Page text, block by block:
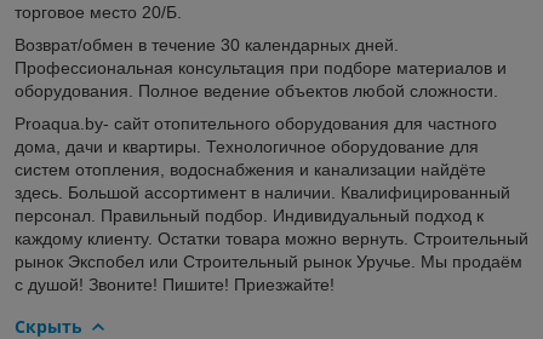
торговое место 20/Б.
Возврат/обмен в течение 30 календарных дней.
Профессиональная консультация при подборе материалов и
оборудования. Полное ведение объектов любой сложности.
Proaqua.by- сайт отопительного оборудования для частного
дома, дачи и квартиры. Технологичное оборудование для
систем отопления, водоснабжения и канализации найдёте
здесь. Большой ассортимент в наличии. Квалифицированный
персонал. Правильный подбор. Индивидуальный подход к
каждому клиенту. Остатки товара можно вернуть. Строительный
рынок Экспобел или Строительный рынок Уручье. Мы продаём
с душой! Звоните! Пишите! Приезжайте!
Скрыть